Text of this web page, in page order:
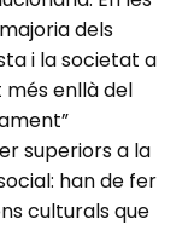
dels
i la societat a
enllà del
superiors a la
han de fer
culturals que